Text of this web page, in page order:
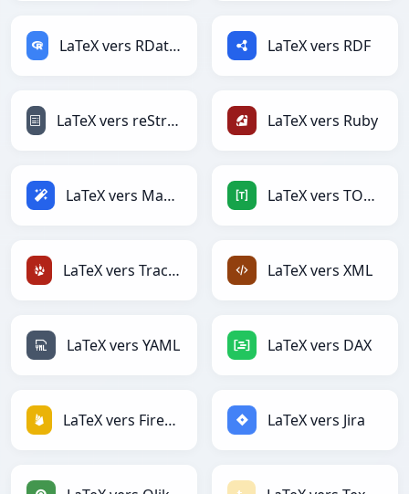
LaTeX vers RDataFrame LaTeX vers RDF
LaTeX vers reStructuredText LaTeX vers Ruby
LaTeX vers Magic LaTeX vers TOML
LaTeX vers TracWiki LaTeX vers XML
LaTeX vers YAML LaTeX vers DAX
LaTeX vers Firebase LaTeX vers Jira